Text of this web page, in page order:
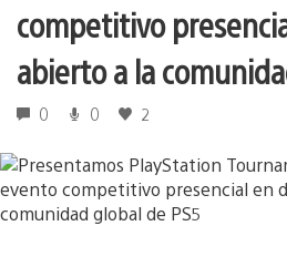
competitivo
abierto a la
0 0 2